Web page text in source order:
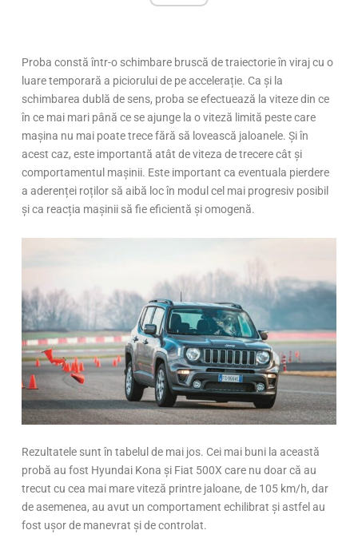
Proba constă într-o schimbare bruscă de traiectorie în viraj cu o
luare temporară a piciorului de pe accelerație. Ca și la
schimbarea dublă de sens, proba se efectuează la viteze din ce
în ce mai mari până ce se ajunge la o viteză limită peste care
mașina nu mai poate trece fără să lovească jaloanele. Și în
acest caz, este importantă atât de viteza de trecere cât și
comportamentul mașinii. Este important ca eventuala pierdere
a aderenței roților să aibă loc în modul cel mai progresiv posibil
și ca reacția mașinii să fie eficientă și omogenă.
Rezultatele sunt în tabelul de mai jos. Cei mai buni la această
probă au fost Hyundai Kona și Fiat 500X care nu doar că au
trecut cu cea mai mare viteză printre jaloane, de 105 km/h, dar
de asemenea, au avut un comportament echilibrat și astfel au
fost ușor de manevrat și de controlat.